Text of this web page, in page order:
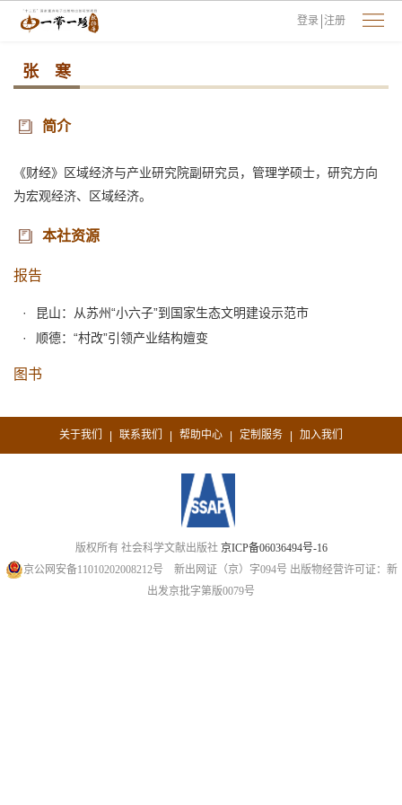
登录 注册
张 寒
简介
《财经》区域经济与产业研究院副研究员，管理学硕士，研究方向
为宏观经济、区域经济。
本社资源
报告
昆山：从苏州“小六子”到国家生态文明建设示范市
顺德：“村改”引领产业结构嬗变
图书
关于我们 | 联系我们 | 帮助中心 | 定制服务 | 加入我们
版权所有 社会科学文献出版社 京ICP备06036494号-16
京公网安备11010202008212号 新出网证（京）字094号 出版物经营许可证：新
出发京批字第版0079号